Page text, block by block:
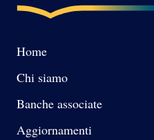
Home
Chi siamo
Banche associate
Aggiornamenti